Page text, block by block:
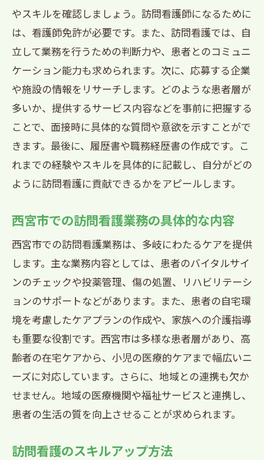
やスキルを確認しましょう。訪問看護師になるために
は、看護師免許が必要です。また、訪問看護では、自
立して業務を行うための判断力や、患者とのコミュニ
ケーション能力も求められます。次に、応募する企業
や施設の情報をリサーチします。どのような患者層が
多いか、提供するサービス内容などを事前に把握する
ことで、面接時に具体的な質問や意欲を示すことがで
きます。最後に、履歴書や職務経歴書の作成です。こ
れまでの経験やスキルを具体的に記載し、自分がどの
ように訪問看護に貢献できるかをアピールします。
西宮市での訪問看護業務の具体的な内容
西宮市での訪問看護業務は、多岐にわたるケアを提供
します。主な業務内容としては、患者のバイタルサイ
ンのチェックや投薬管理、傷の処置、リハビリテーシ
ョンのサポートなどがあります。また、患者の自宅環
境を考慮したケアプランの作成や、家族への介護指導
も重要な役割です。西宮市は多様な患者層があり、高
齢者の在宅ケアから、小児の医療的ケアまで幅広いニ
ーズに対応しています。さらに、地域との連携も欠か
せません。地域の医療機関や福祉サービスと連携し、
患者の生活の質を向上させることが求められます。
訪問看護のスキルアップ方法